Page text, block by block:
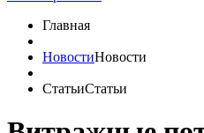
Главная
НовостиНовости
СтатьиСтатьи